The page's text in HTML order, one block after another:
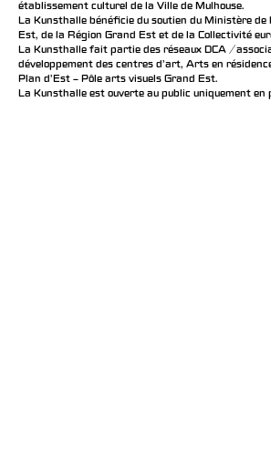
établissement culturel de la Ville de Mulhouse.
La Kunsthalle bénéficie du soutien du Ministère de
Est, de la Région Grand Est et de la Collectivité
La Kunsthalle fait partie des réseaux DCA /
développement des centres d'art, Arts en
Plan d’Est – Pôle arts visuels Grand Est.
La Kunsthalle est ouverte au public uniquement en